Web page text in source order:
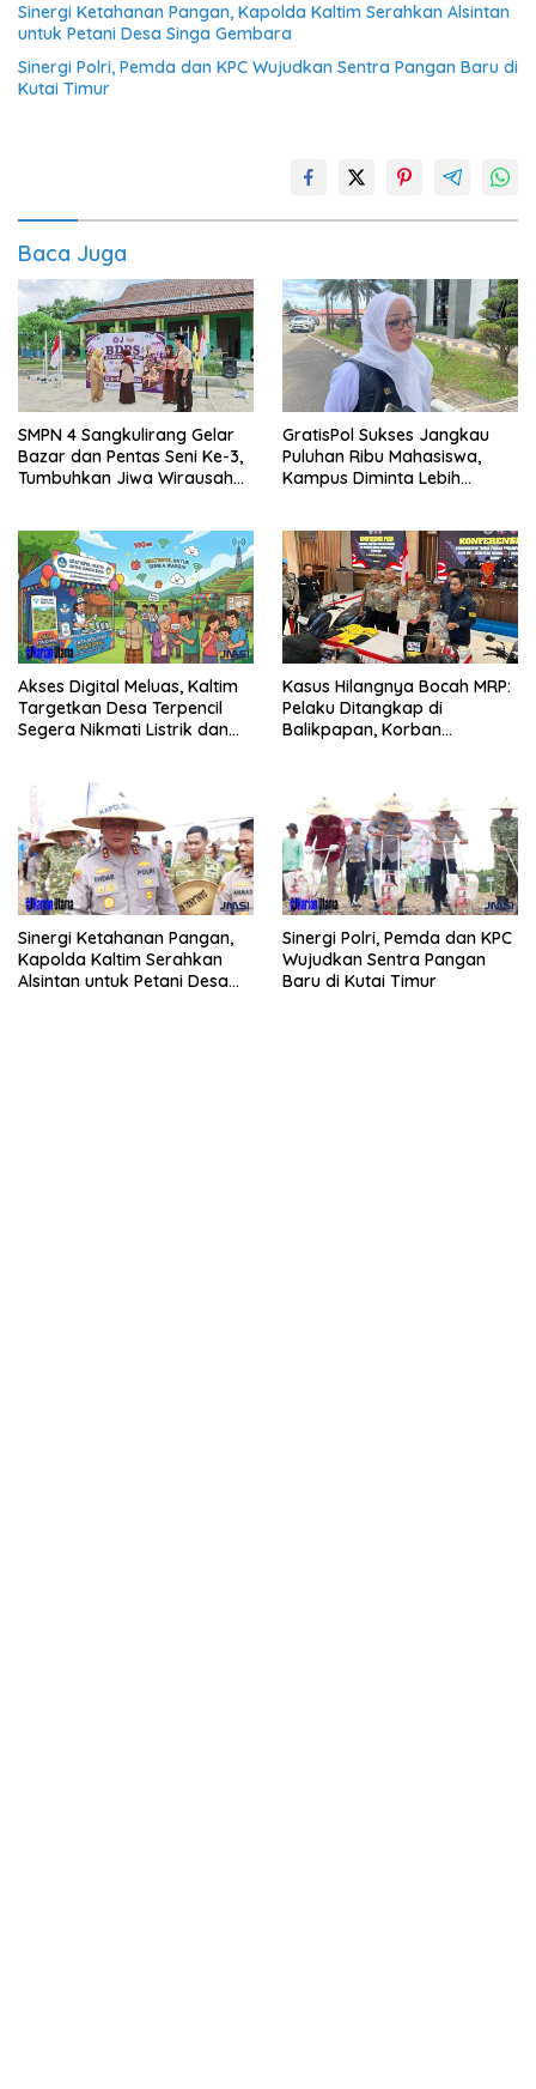
Sinergi Ketahanan Pangan, Kapolda Kaltim Serahkan Alsintan
untuk Petani Desa Singa Gembara
Sinergi Polri, Pemda dan KPC Wujudkan Sentra Pangan Baru di
Kutai Timur
Baca Juga
SMPN 4 Sangkulirang Gelar
Bazar dan Pentas Seni Ke-3,
Tumbuhkan Jiwa Wirausaha
GratisPol Sukses Jangkau
Puluhan Ribu Mahasiswa,
Kampus Diminta Lebih
Akses Digital Meluas, Kaltim
Targetkan Desa Terpencil
Segera Nikmati Listrik dan
Kasus Hilangnya Bocah MRP:
Pelaku Ditangkap di
Balikpapan, Korban
Sinergi Ketahanan Pangan,
Kapolda Kaltim Serahkan
Alsintan untuk Petani Desa
Sinergi Polri, Pemda dan KPC
Wujudkan Sentra Pangan
Baru di Kutai Timur